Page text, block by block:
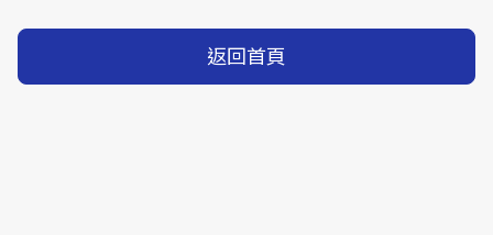
返回首頁